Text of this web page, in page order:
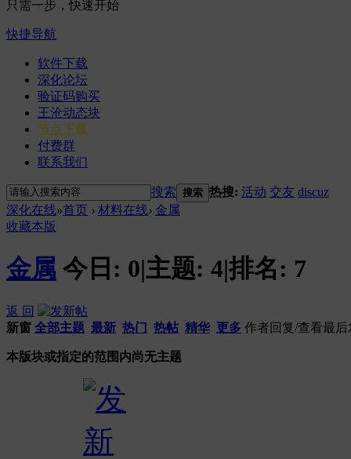
只需一步，快速开始
快捷导航
软件下载
深化论坛
验证码购买
王沧动态块
节点下载
付费群
联系我们
搜索 搜索 热搜: 活动 交友 discuz
深化在线»首页 › 材料在线› 金属
收藏本版
金属 今日: 0|主题: 4|排名: 7
返 回
新窗 全部主题 最新 热门 热帖 精华 更多 作者 回复/查看最后
本版块或指定的范围内尚无主题